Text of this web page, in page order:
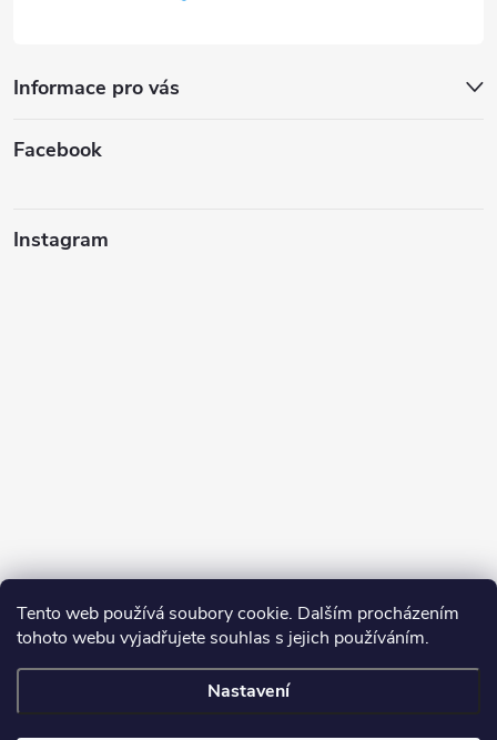
Tento web používá soubory cookie. Dalším procházením
tohoto webu vyjadřujete souhlas s jejich používáním.
Nastavení
Informace pro vás
Facebook
Instagram
Sledovat na Instagramu